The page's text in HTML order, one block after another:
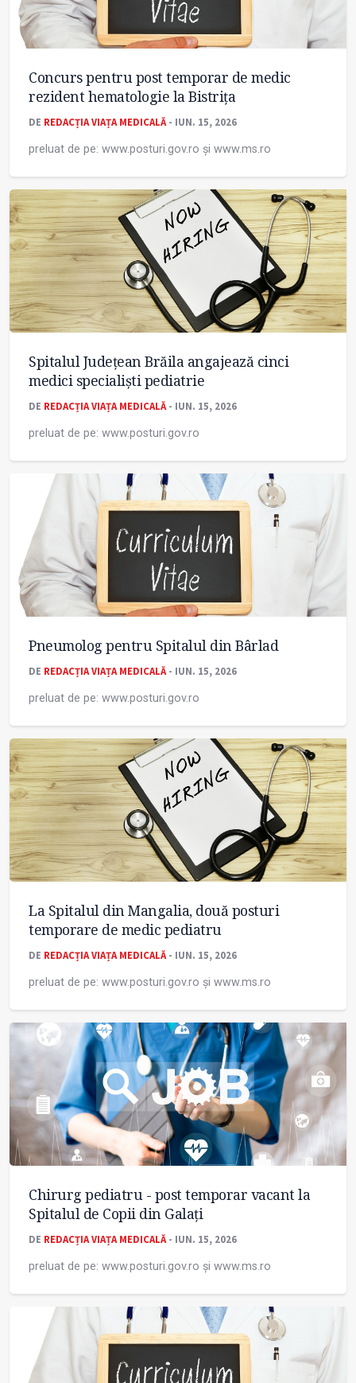
Concurs pentru post temporar de medic
rezident hematologie la Bistrița
DE REDACȚIA VIAȚA MEDICALĂ- IUN. 15, 2026
preluat de pe: www.posturi.gov.ro și www.ms.ro
Spitalul Județean Brăila angajează cinci
medici specialiști pediatrie
DE REDACȚIA VIAȚA MEDICALĂ- IUN. 15, 2026
preluat de pe: www.posturi.gov.ro
Pneumolog pentru Spitalul din Bârlad
DE REDACȚIA VIAȚA MEDICALĂ- IUN. 15, 2026
preluat de pe: www.posturi.gov.ro
La Spitalul din Mangalia, două posturi
temporare de medic pediatru
DE REDACȚIA VIAȚA MEDICALĂ- IUN. 15, 2026
preluat de pe: www.posturi.gov.ro și www.ms.ro
Chirurg pediatru - post temporar vacant la
Spitalul de Copii din Galați
DE REDACȚIA VIAȚA MEDICALĂ- IUN. 15, 2026
preluat de pe: www.posturi.gov.ro și www.ms.ro